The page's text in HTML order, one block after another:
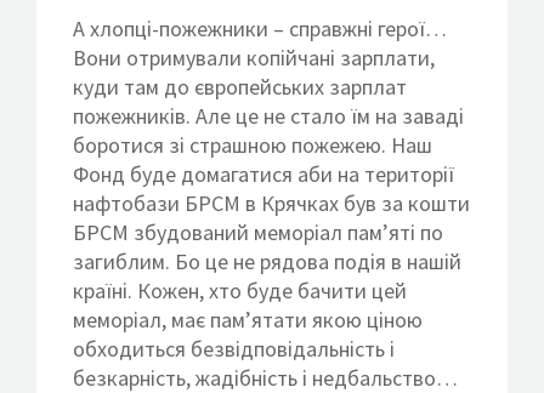
А хлопці-пожежники – справжні герої…
Вони отримували копійчані зарплати,
куди там до європейських зарплат
пожежників. Але це не стало їм на заваді
боротися зі страшною пожежею. Наш
Фонд буде домагатися аби на території
нафтобази БРСМ в Крячках був за кошти
БРСМ збудований меморіал пам’яті по
загиблим. Бо це не рядова подія в нашій
країні. Кожен, хто буде бачити цей
меморіал, має пам’ятати якою ціною
обходиться безвідповідальність і
безкарність, жадібність і недбальство…